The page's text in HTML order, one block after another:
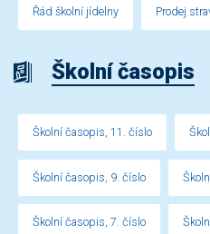
Řád školní jídelny Prodej
Školní časopis
Školní časopis, 11. číslo
Školní časopis, 9. číslo
Školní časopis, 7. číslo